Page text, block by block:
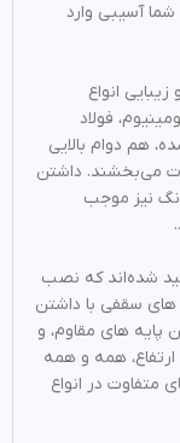
آسیبی وارد
انواع
فولاد
هم دوام بالایی
می‌بخشند. داشتن
نیز موجب
شده‌اند که نصب
های سقفی با داشتن
پایه‌ های مقاوم، و
همه و همه
متفاوت در انواع